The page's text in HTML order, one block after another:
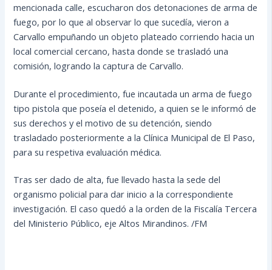
mencionada calle, escucharon dos detonaciones de arma de
fuego, por lo que al observar lo que sucedía, vieron a
Carvallo empuñando un objeto plateado corriendo hacia un
local comercial cercano, hasta donde se trasladó una
comisión, logrando la captura de Carvallo.
Durante el procedimiento, fue incautada un arma de fuego
tipo pistola que poseía el detenido, a quien se le informó de
sus derechos y el motivo de su detención, siendo
trasladado posteriormente a la Clínica Municipal de El Paso,
para su respetiva evaluación médica.
Tras ser dado de alta, fue llevado hasta la sede del
organismo policial para dar inicio a la correspondiente
investigación. El caso quedó a la orden de la Fiscalía Tercera
del Ministerio Público, eje Altos Mirandinos. /FM